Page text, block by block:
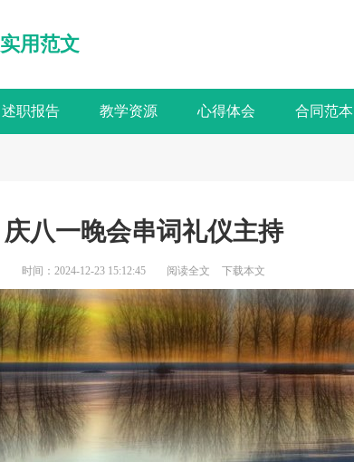
实用范文
述职报告 教学资源 心得体会 合同范本
庆八一晚会串词礼仪主持
时间：2024-12-23 15:12:45 阅读全文 下载本文